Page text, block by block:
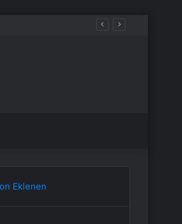
Eklenen